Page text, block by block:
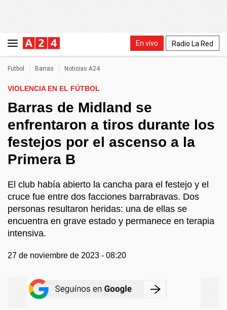
En vivo Radio La Red
Futbol Barras Noticias A24
VIOLENCIA EN EL FÚTBOL
Barras de Midland se
enfrentaron a tiros durante los
festejos por el ascenso a la
Primera B
El club había abierto la cancha para el festejo y el
cruce fue entre dos facciones barrabravas. Dos
personas resultaron heridas: una de ellas se
encuentra en grave estado y permanece en terapia
intensiva.
27 de noviembre de 2023 - 08:20